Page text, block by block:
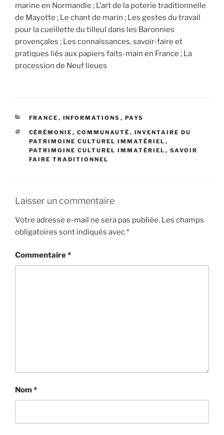
marine en Normandie ; L’art de la poterie traditionnelle
de Mayotte ; Le chant de marin ; Les gestes du travail
pour la cueillette du tilleul dans les Baronnies
provençales ; Les connaissances, savoir-faire et
pratiques liés aux papiers faits-main en France ; La
procession de Neuf lieues
CATÉGORIES
FRANCE , INFORMATIONS , PAYS
ÉTIQUETTES
CÉRÉMONIE , COMMUNAUTÉ , INVENTAIRE DU
PATRIMOINE CULTUREL IMMATÉRIEL ,
PATRIMOINE CULTUREL IMMATÉRIEL , SAVOIR
FAIRE TRADITIONNEL
Laisser un commentaire
Votre adresse e-mail ne sera pas publiée. Les champs
obligatoires sont indiqués avec*
Commentaire*
Nom*